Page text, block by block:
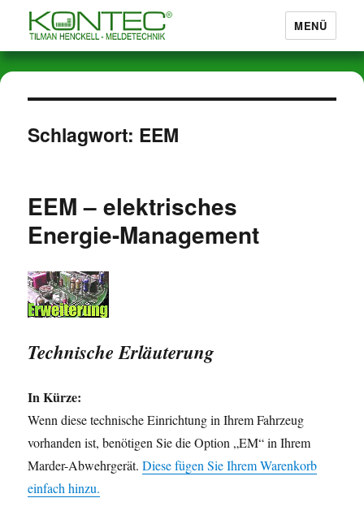
Marderabwehr von KONTEC®
MENÜ
Schlagwort: EEM
EEM – elektrisches
Energie-Management
Technische Erläuterung
In Kürze:
Wenn diese technische Einrichtung in Ihrem Fahrzeug
vorhanden ist, benötigen Sie die Option „EM“ in Ihrem
Marder-Abwehrgerät.Diese fügen Sie Ihrem Warenkorb
einfach hinzu.